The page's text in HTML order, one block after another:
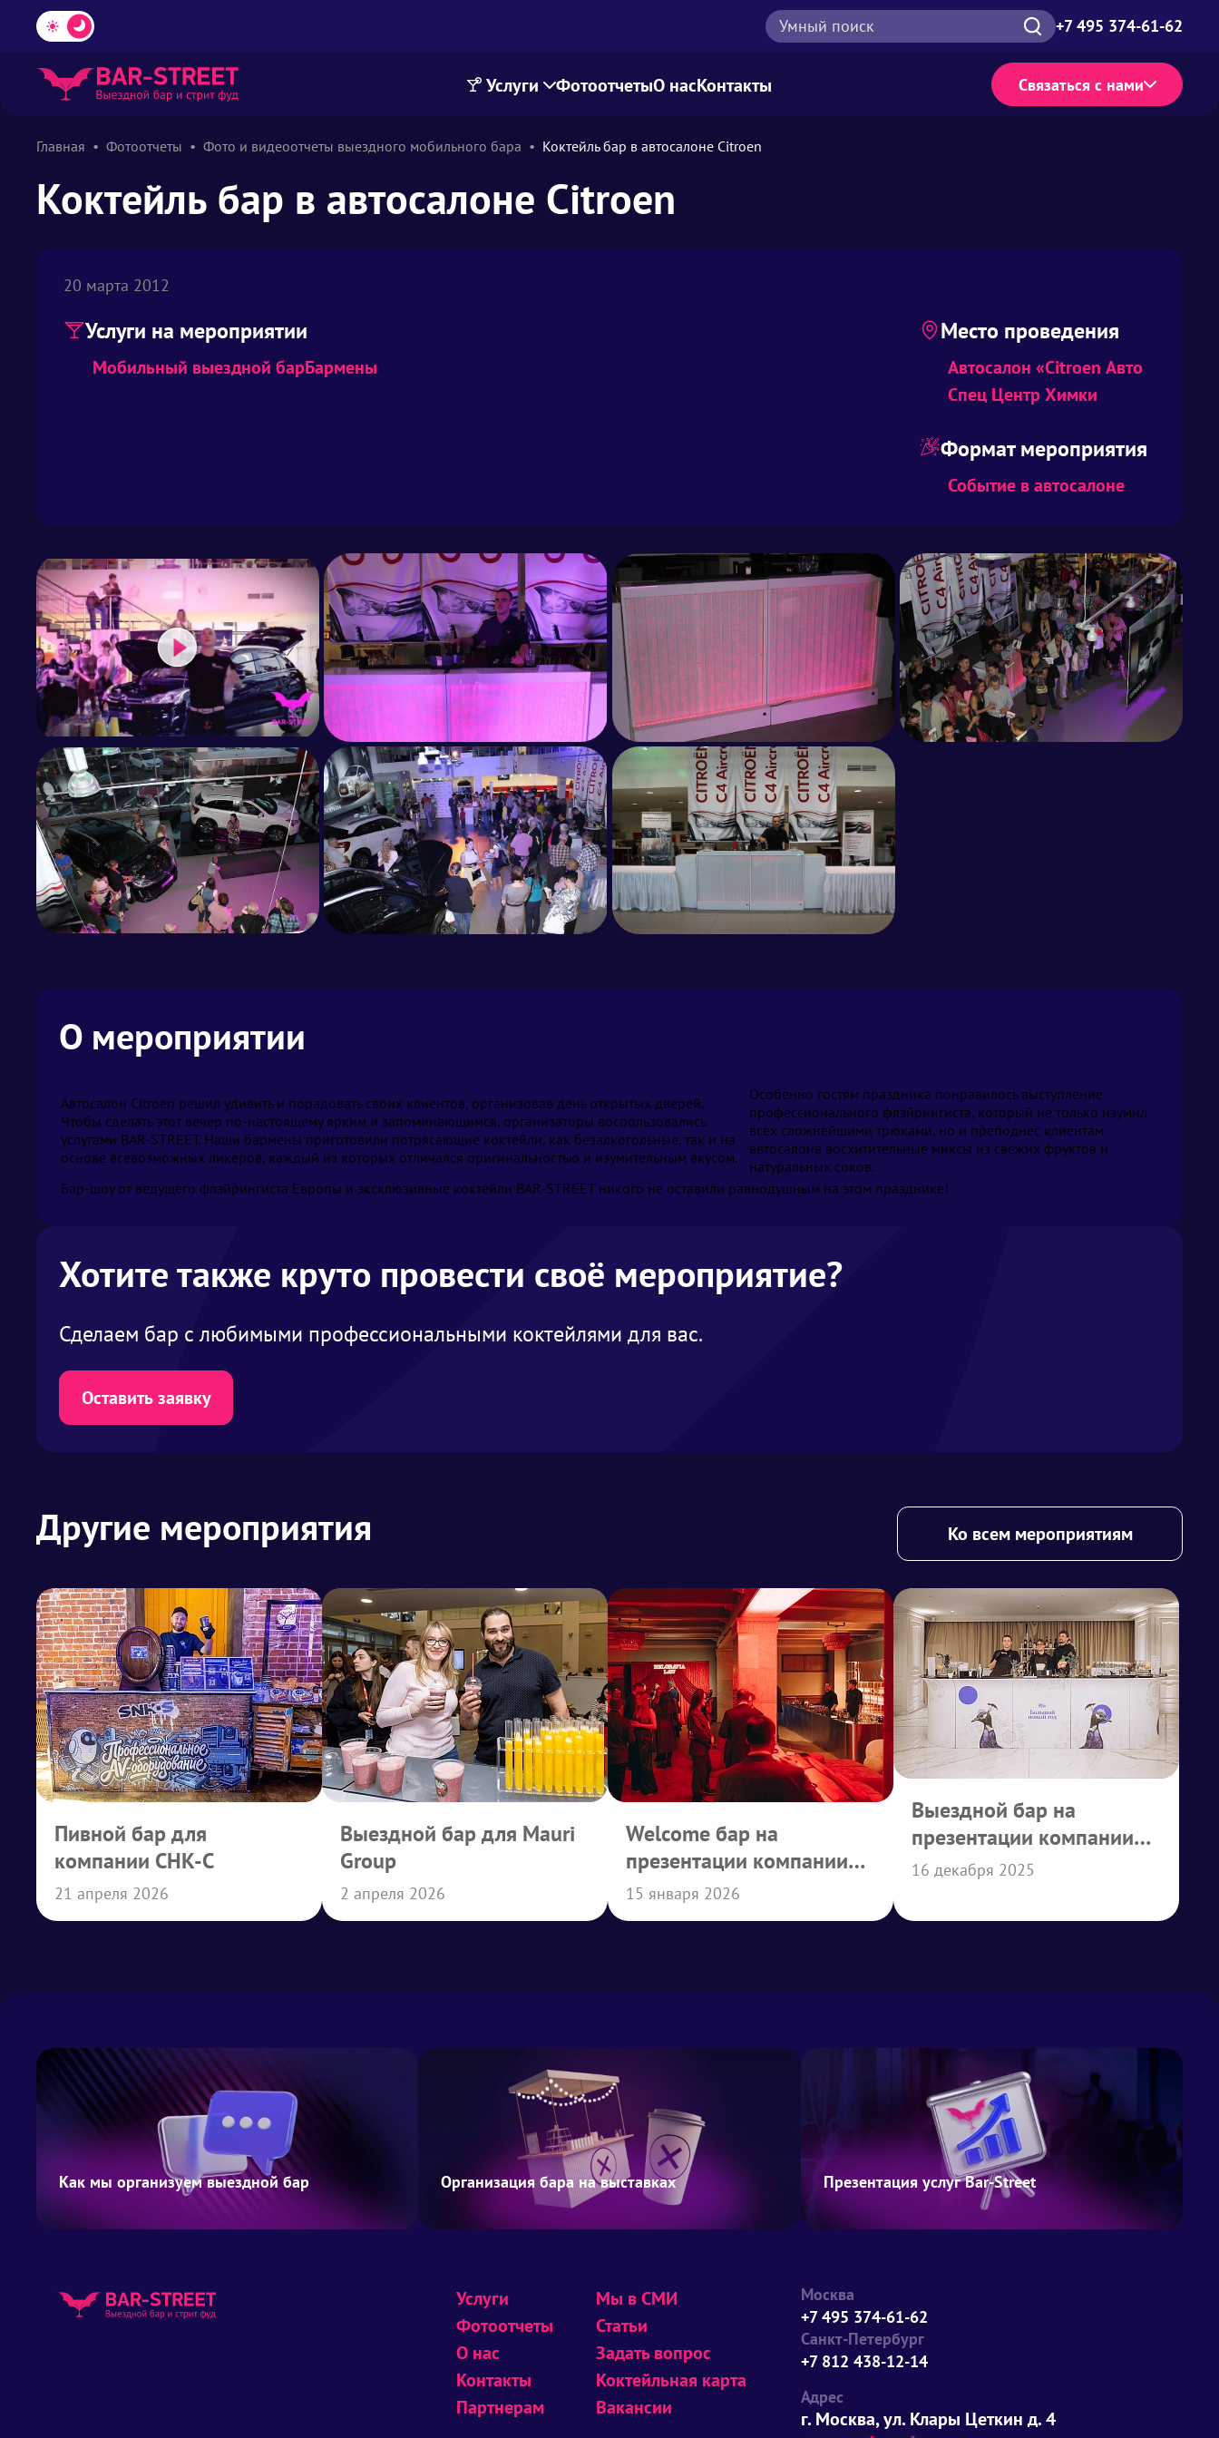
Умный поиск +7 495 374-61-62
Услуги ФотоотчетыО насКонтакты Связаться с нами
Главная Фотоотчеты Фото и видеоотчеты выездного мобильного бара Коктейль бар в автосалоне Citroen
Коктейль бар в автосалоне Citroen
20 марта 2012
Услуги на мероприятии
Мобильный выездной барБармены
Место проведения
Автосалон «Citroen Авто
Спец Центр Химки
Формат мероприятия
Событие в автосалоне
О мероприятии
Автосалон Citroen решил удивить и порадовать своих клиентов, организовав день открытых дверей.
Чтобы сделать этот вечер по-настоящему ярким и запоминающимся, организаторы воспользовались
услугами BAR-STREET. Наши бармены приготовили потрясающие коктейли, как безалкогольные, так и на
основе всевозможных ликеров, каждый из которых отличался оригинальностью и изумительным вкусом.
Особенно гостям праздника понравилось выступление
профессионального флэйрингиста, который не только изумил
всех сложнейшими трюками, но и преподнес клиентам
автосалона восхитительные миксы из свежих фруктов и
натуральных соков.
Бар-шоу от ведущего флэйрингиста Европы и эксклюзивные коктейли BAR-STREET никого не оставили равнодушным на этом празднике!
Хотите также круто провести своё мероприятие?
Сделаем бар с любимыми профессиональными коктейлями для вас.
Оставить заявку
Другие мероприятия Ко всем мероприятиям
Пивной бар для
компании СНК-С
21 апреля 2026
Выездной бар для Mauri
Group
2 апреля 2026
Welcome бар на
презентации компании
Belgravia Law
15 января 2026
Выездной бар на
презентации компании
АБД
16 декабря 2025
Как мы организуем выездной бар Организация бара на выставках Презентация услуг Bar-Street
Услуги
Фотоотчеты
О нас
Контакты
Партнерам
Мы в СМИ
Статьи
Задать вопрос
Коктейльная карта
Вакансии
Москва
+7 495 374-61-62
Санкт-Петербург
+7 812 438-12-14
Адрес
г. Москва, ул. Клары Цеткин д. 4